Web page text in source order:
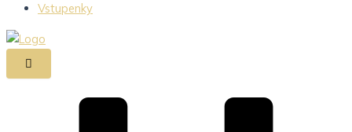
Vstupenky